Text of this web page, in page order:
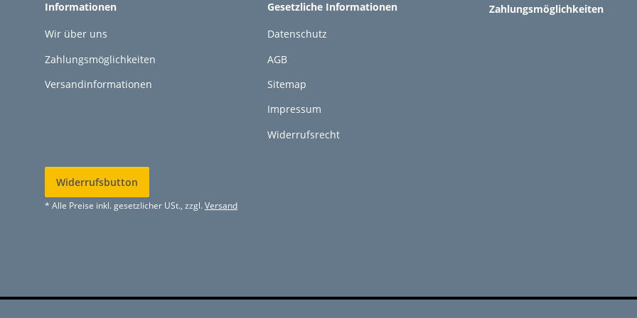
Informationen
Wir über uns
Zahlungsmöglichkeiten
Versandinformationen
Gesetzliche Informationen
Datenschutz
AGB
Sitemap
Impressum
Widerrufsrecht
Zahlungsmöglichkeiten
Widerrufsbutton
* Alle Preise inkl. gesetzlicher USt., zzgl.Versand